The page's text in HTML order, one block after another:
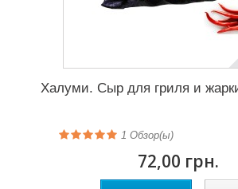
Халуми. Сыр для гриля и
1 Обзор(ы)
72,00 грн.